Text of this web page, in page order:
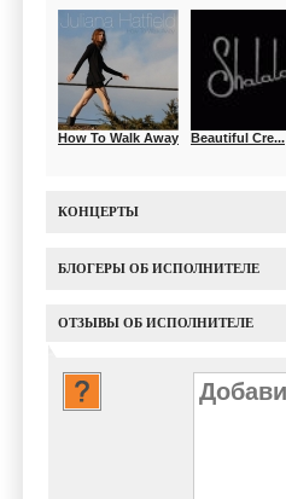
How To Walk Away Beautiful Cre...
КОНЦЕРТЫ
БЛОГЕРЫ ОБ ИСПОЛНИТЕЛЕ
ОТЗЫВЫ ОБ ИСПОЛНИТЕЛЕ